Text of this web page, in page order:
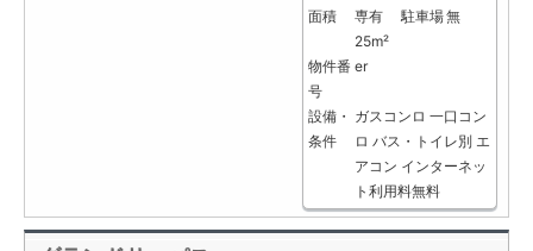
面積
専有
25m²
駐車場無
物件番
号
er
設備・
条件
ガスコンロ 一口コン
ロ バス・トイレ別 エ
アコン インターネッ
ト利用料無料